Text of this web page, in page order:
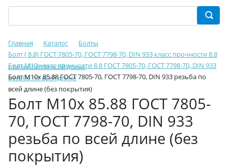
Главная Каталог
Болты
Болт ( 8.8) ГОСТ 7805-70, ГОСТ 7798-70, DIN 933 класс прочности 8.8
с резьбой по всей длине
Болт М10 класс прочности 8.8 ГОСТ 7805-70, ГОСТ 7798-70, DIN 933
резьба по всей длине
Болт М10х 85.88 ГОСТ 7805-70, ГОСТ 7798-70, DIN 933 резьба по
всей длине (без покрытия)
Болт М10х 85.88 ГОСТ 7805-
70, ГОСТ 7798-70, DIN 933
резьба по всей длине (без
покрытия)